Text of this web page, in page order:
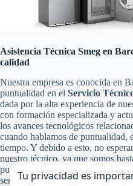
Asistencia Técnica Smeg en
calidad
Nuestra empresa es conocida en
puntualidad en el Servicio
dada por la alta experiencia de
con formación especializada y
los avances tecnológicos
cuando hablamos de puntualidad,
tiempo. Y debido a esto, no
nuestro técnico, ya que somos
puntualidad, para poder darte a ti
servicio de calidad en Barcelona.
Tu privacidad es